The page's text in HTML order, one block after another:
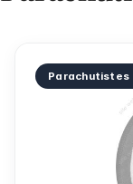
Parachutistes